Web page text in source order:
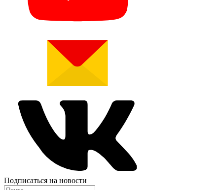
Подписаться на новости